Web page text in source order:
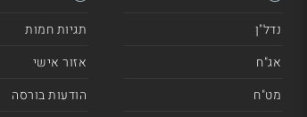
נדל"ן
אג"ח
מט"ח
תגיות חמות
אזור אישי
הודעות בורסה